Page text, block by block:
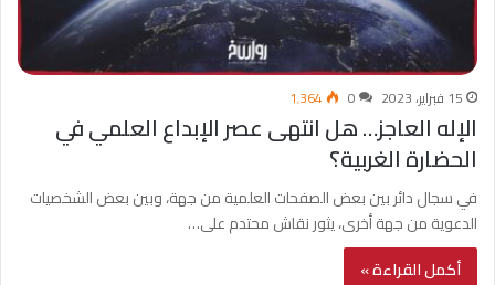
15 فبراير، 2023 0 1٬364
الإله العاجز… هل انتهى عصر الإبداع العلمي في
الحضارة الغربية؟
في سجال دائر بين بعض الصفحات العلمية من جهة، وبين بعض الشخصيات
الدعوية من جهة أخرى، يثور نقاش محتدم على…
أكمل القراءة »